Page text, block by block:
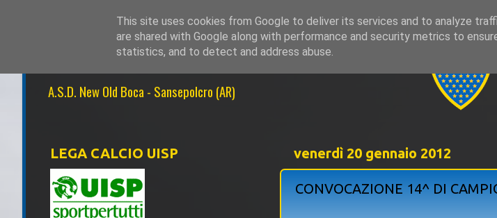
NEW OLD BOCA 1999
A.S.D. New Old Boca - Sansepolcro (AR)
venerdì 20 gennaio 2012
CONVOCAZIONE 14^ DI
LEGA CALCIO UISP
This site uses cookies from Google to deliver its services and to analyze
are shared with Google along with performance and security metrics to
statistics, and to detect and address abuse.